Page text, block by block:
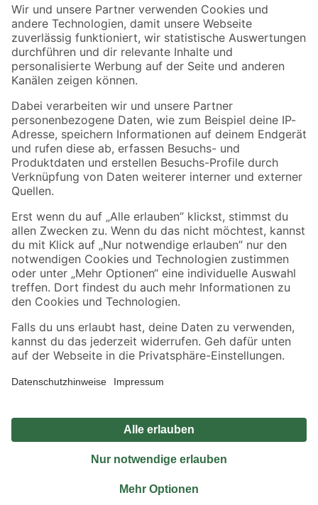
Der toom Newsletter: Keine Angebote und Aktionen mehr verpassen!
Zur Newsletter Anmeldung
Folge uns
Zahlungsarten Versandarten
Sicher einkaufen
Jetzt die toom-App herunterladen
Alle Preisangaben in EUR inkl. gesetzl. MwSt.. Die dargestellten Angebote sind unter
Umständen nicht in allen Märkten verfügbar. Die angegebenen Verfügbarkeiten beziehen
Produkte nur solange der Vorrat reicht.
*Paketversand ab 59 € versandkostenfrei, gilt nicht für Artikel mit Speditionsversand, hier
Privatsphäre Impressum
Nutzungsbedingungen
Widerrufsrecht
Vertrag widerrufen
© 2026 toom Baumarkt GmbH